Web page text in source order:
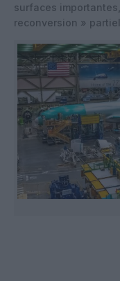
surfaces
reconversion »